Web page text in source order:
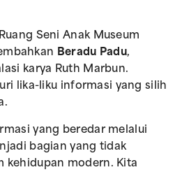
Seni Anak Museum
Beradu Padu,
karya Ruth Marbun.
lika-liku informasi yang silih
yang beredar melalui
bagian yang tidak
kehidupan modern. Kita